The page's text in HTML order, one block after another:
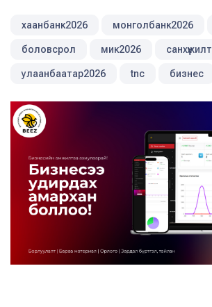
хаанбанк2026 монголбанк2026
боловсрол мик2026 санхүүжилт
улаанбаатар2026 tnc бизнес